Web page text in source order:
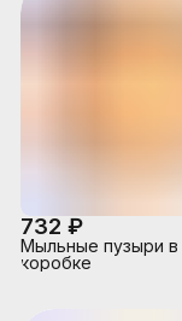
732 ₽
Мыльные пузыри в
коробке